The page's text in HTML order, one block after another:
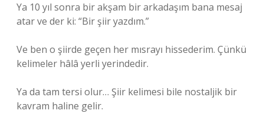
Ya 10 yıl sonra bir akşam bir arkadaşım bana mesaj
atar ve der ki: “Bir şiir yazdım.”
Ve ben o şiirde geçen her mısrayı hissederim. Çünkü
kelimeler hâlâ yerli yerindedir.
Ya da tam tersi olur… Şiir kelimesi bile nostaljik bir
kavram haline gelir.